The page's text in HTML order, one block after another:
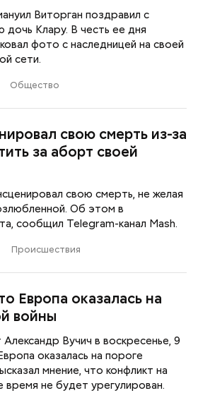
Виторган поздравил с
Клару. В честь ее дня
фото с наследницей на своей
сети.
Общество
свою смерть из-за
за аборт своей
свою смерть, не желая
Об этом в
сообщил Telegram-канал Mash.
Происшествия
Европа оказалась на
войны
Вучич в воскресенье, 9
оказалась на пороге
мнение, что конфликт на
время не будет урегулирован.